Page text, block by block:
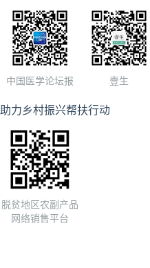
中国医学论坛报 壹生
助力乡村振兴帮扶行动
脱贫地区农副产品
网络销售平台